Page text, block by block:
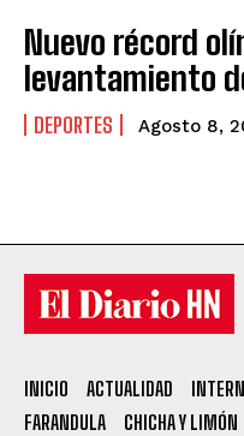
Nuevo récord
levantamiento
DEPORTES Agosto 8,
INICIO ACTUALIDAD
FARANDULA
CHICHA Y LIMÓN